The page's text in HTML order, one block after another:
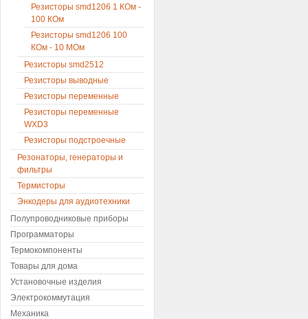
Резисторы smd1206 1 КОм -
100 КОм
Резисторы smd1206 100
КОм - 10 МОм
Резисторы smd2512
Резисторы выводные
Резисторы переменные
Резисторы переменные
WXD3
Резисторы подстроечные
Резонаторы, генераторы и
фильтры
Термисторы
Энкодеры для аудиотехники
Полупроводниковые приборы
Программаторы
Термокомпоненты
Товары для дома
Установочные изделия
Электрокоммутация
Механика